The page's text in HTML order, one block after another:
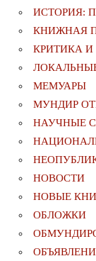
ИСТОРИЯ:
КНИЖНАЯ
КРИТИКА И
МЕМУАРЫ
МУНДИР
НАУЧНЫЕ
НОВОСТИ
НОВЫЕ
ОБЛОЖКИ